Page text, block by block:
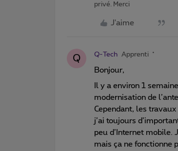
privé. Merci
J'aime
Q Q-Tech Apprenti
Bonjour,
Il y a environ 1
modernisation de
Cependant, les
j’ai toujours
peu d’Internet mobile.
mais ça ne fonctionne